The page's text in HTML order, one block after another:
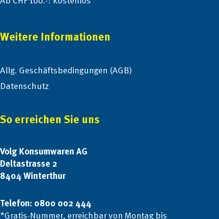
Weitere Informationen
Allg. Geschäftsbedingungen (AGB)
Datenschutz
So erreichen Sie uns
Volg Konsumwaren AG
Deltastrasse 2
8404 Winterthur
Telefon: 0800 002 444
*Gratis-Nummer, erreichbar von Montag bis